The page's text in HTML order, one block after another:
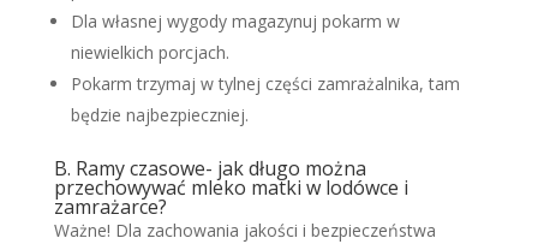
Dla własnej wygody magazynuj pokarm w
niewielkich porcjach.
Pokarm trzymaj w tylnej części zamrażalnika, tam
będzie najbezpieczniej.
B. Ramy czasowe- jak długo można
przechowywać mleko matki w lodówce i
zamrażarce?
Ważne! Dla zachowania jakości i bezpieczeństwa